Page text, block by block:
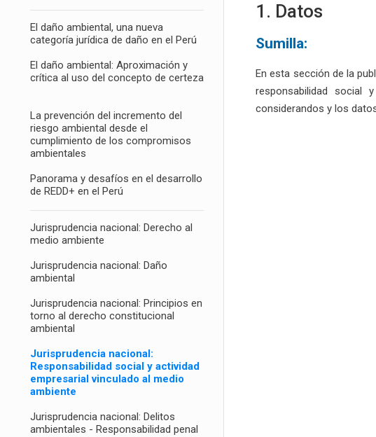
El daño ambiental, una nueva
categoría jurídica de daño en el Perú
El daño ambiental: Aproximación y
crítica al uso del concepto de certeza
La prevención del incremento del
riesgo ambiental desde el
cumplimiento de los compromisos
ambientales
Panorama y desafíos en el desarrollo
de REDD+ en el Perú
Jurisprudencia nacional: Derecho al
medio ambiente
Jurisprudencia nacional: Daño
ambiental
Jurisprudencia nacional: Principios en
torno al derecho constitucional
ambiental
Jurisprudencia nacional:
Responsabilidad social y actividad
empresarial vinculado al medio
ambiente
Jurisprudencia nacional: Delitos
ambientales - Responsabilidad penal
1. Datos
Sumilla:
En esta sección de la
responsabilidad social
considerandos y los